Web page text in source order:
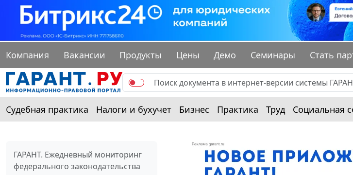
Компания Вакансии Продукты Цены Демо Семинары Стать
Судебная практика Налоги и бухучет Бизнес Практика Труд Социальная
ГАРАНТ. Ежедневный мониторинг
федерального законодательства